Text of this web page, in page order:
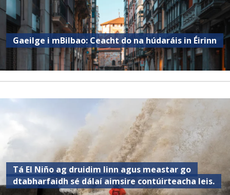
Gaeilge i mBilbao: Ceacht do na húdaráis in Éirinn
Tá El Niño ag druidim linn agus meastar go
dtabharfaidh sé dálaí aimsire contúirteacha leis.